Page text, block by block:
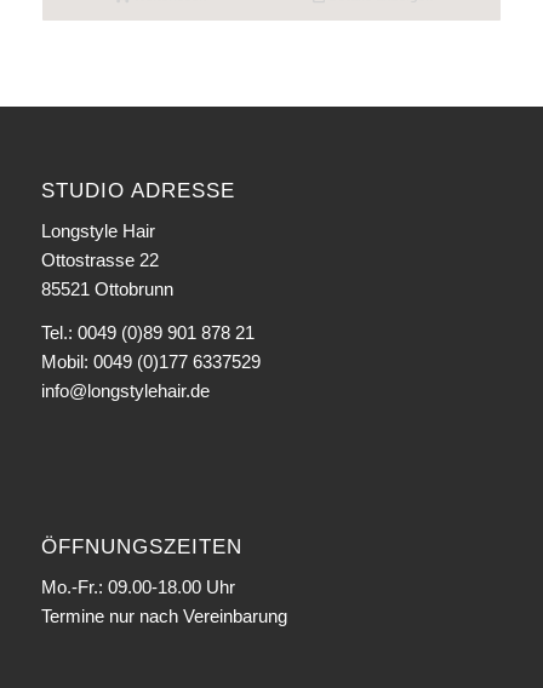
STUDIO ADRESSE
Longstyle Hair
Ottostrasse 22
85521 Ottobrunn
Tel.: 0049 (0)89 901 878 21
Mobil: 0049 (0)177 6337529
info@longstylehair.de
ÖFFNUNGSZEITEN
Mo.-Fr.: 09.00-18.00 Uhr
Termine nur nach Vereinbarung